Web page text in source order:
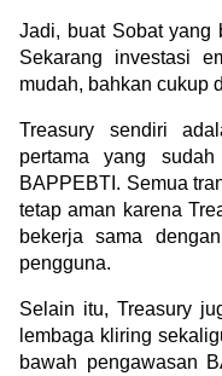
Jadi, buat Sobat yang
Sekarang investasi
mudah, bahkan cukup
Treasury sendiri
pertama yang
BAPPEBTI. Semua
tetap aman karena
bekerja sama
pengguna.
Selain itu, Treasury
lembaga kliring
bawah pengawasan